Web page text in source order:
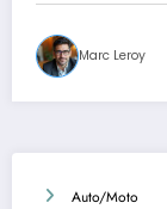
para los
Marc Leroy
Auto/Moto